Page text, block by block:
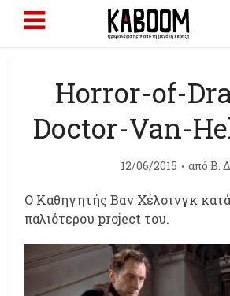
Horror-of-
Doctor-Van-
12/06/2015 από Β.
O Kαθηγητής Βαν Χέλσινγκ
παλιότερου project του.